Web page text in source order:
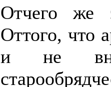
Отчего же
Оттого, что
и не